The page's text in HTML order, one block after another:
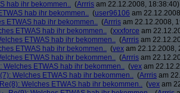
hab ihr bekommen.. (Arrris am 22.12.2008, 18:38:40)
hab ihr bekommen.. (user96106 am
ETWAS hab ihr bekommen.. (Arrris am 22.12.2008,
ETWAS hab ihr bekommen.. (xxxforce am
ETWAS hab ihr bekommen.. (Arrris am
ETWAS hab ihr bekommen.. (vex am 22.12.2008,
ETWAS hab ihr bekommen.. (Arrris am
Welches ETWAS hab ihr bekommen.. (vex am
Welches ETWAS hab ihr bekommen.. (Arrris am
Re(8): Welches ETWAS hab ihr bekommen.. (vex am